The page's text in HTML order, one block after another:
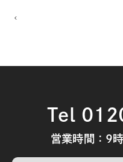
Tel
営業時間：9